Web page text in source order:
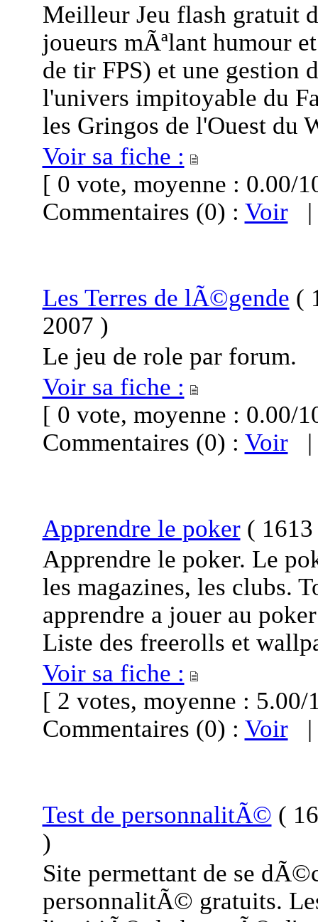
Meilleur Jeu flash gratuit
joueurs mÃªlant humour
de tir FPS) et une gestion
l'univers impitoyable du
les Gringos de l'Ouest du
Voir sa fiche :
[ 0 vote, moyenne :
Commentaires (0) : Voir
Les Terres de lÃ©gende (
2007 )
Le jeu de role par forum.
Voir sa fiche :
[ 0 vote, moyenne :
Commentaires (0) : Voir
Apprendre le poker(
Apprendre le poker. Le
les magazines, les clubs.
apprendre a jouer au
Liste des freerolls et
Voir sa fiche :
[ 2 votes, moyenne :
Commentaires (0) : Voir
Test de personnalitÃ© (
)
Site permettant de se
personnalitÃ© gratuits.